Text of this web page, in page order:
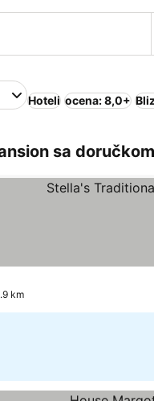
Hoteli ocena: 8,0+
sa
km